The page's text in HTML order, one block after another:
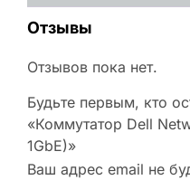
Отзывы
Отзывов пока нет.
Будьте первым, кто
«Коммутатор Dell
1GbE)»
Ваш адрес email не